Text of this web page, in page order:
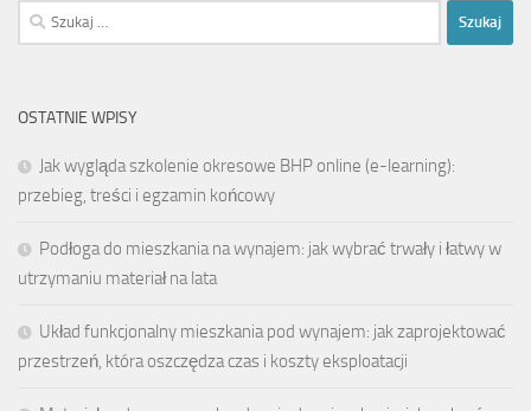
Szukaj:
OSTATNIE WPISY
Jak wygląda szkolenie okresowe BHP online (e-learning):
przebieg, treści i egzamin końcowy
Podłoga do mieszkania na wynajem: jak wybrać trwały i łatwy w
utrzymaniu materiał na lata
Układ funkcjonalny mieszkania pod wynajem: jak zaprojektować
przestrzeń, która oszczędza czas i koszty eksploatacji